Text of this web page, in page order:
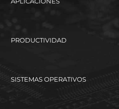
PRODUCTIVIDAD
SISTEMAS OPERATIVOS